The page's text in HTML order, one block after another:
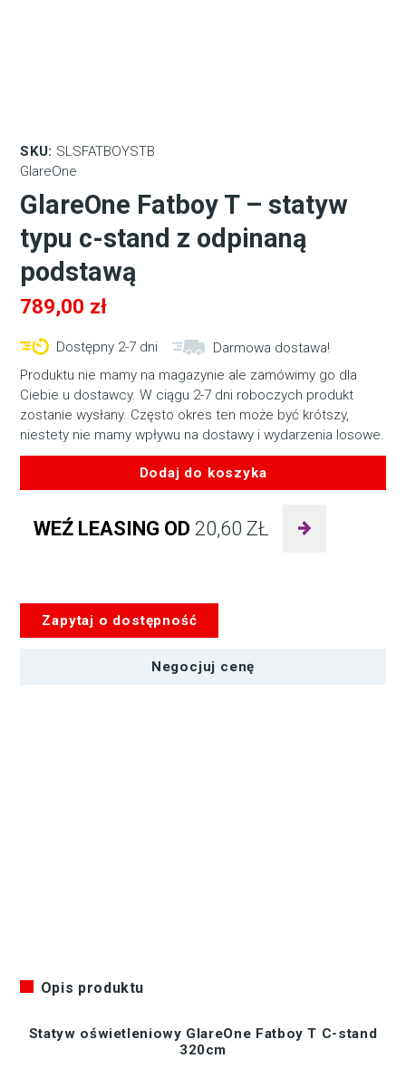
SKU: SLSFATBOYSTB
GlareOne
GlareOne Fatboy T – statyw
typu c-stand z odpinaną
podstawą
789,00 zł
Dostępny 2-7 dni
Darmowa dostawa!
Produktu nie mamy na magazynie ale zamówimy go dla
Ciebie u dostawcy. W ciągu 2-7 dni roboczych produkt
zostanie wysłany. Często okres ten może być krótszy,
niestety nie mamy wpływu na dostawy i wydarzenia losowe.
Dodaj do koszyka
GlareOne
Fatboy
typu
c-
WEŹ LEASING OD20,60ZŁ
Zapytaj o dostępność
Negocjuj cenę
Opis produktu
Statyw oświetleniowy GlareOne Fatboy T C-stand
320cm